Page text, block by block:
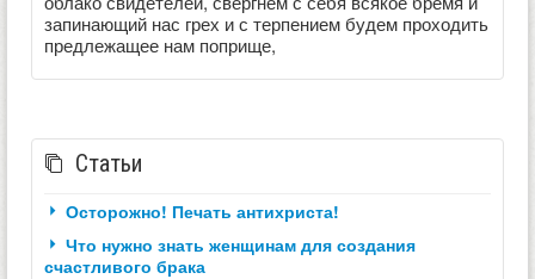
запинающий нас грех и с терпением будем проходить
предлежащее нам поприще,
Статьи
Осторожно! Печать антихриста!
Что нужно знать женщинам для создания
счастливого брака